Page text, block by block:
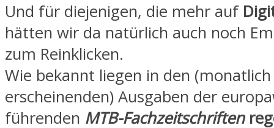
Und für diejenigen, die mehr auf
hätten wir da natürlich auch noch
zum Reinklicken.
Wie bekannt liegen in den (monatlich
erscheinenden) Ausgaben der
führenden MTB-Fachzeitschriften